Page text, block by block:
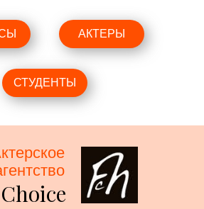
АКТЕРЫ
СТУДЕНТЫ